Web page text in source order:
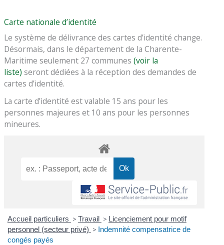
Carte nationale d’identité
Le système de délivrance des cartes d’identité change.
Désormais, dans le département de la Charente-
Maritime seulement 27 communes(voir la
liste) seront dédiées à la réception des demandes de
cartes d’identité.
La carte d’identité est valable 15 ans pour les
personnes majeures et 10 ans pour les personnes
mineures.
Accueil particuliers > Travail > Licenciement pour motif
personnel (secteur privé) > Indemnité compensatrice de
congés payés